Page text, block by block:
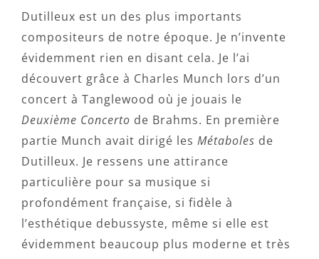
Dutilleux est un des plus importants
compositeurs de notre époque. Je n’invente
évidemment rien en disant cela. Je l’ai
découvert grâce à Charles Munch lors d’un
concert à Tanglewood où je jouais le
Deuxième Concerto de Brahms. En première
partie Munch avait dirigé les Métaboles de
Dutilleux. Je ressens une attirance
particulière pour sa musique si
profondément française, si fidèle à
l’esthétique debussyste, même si elle est
évidemment beaucoup plus moderne et très